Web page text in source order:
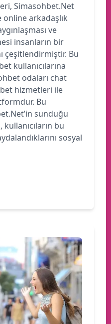
Simasohbet.Net
online arkadaşlık
ve
insanların bir
çeşitlendirmiştir. Bu
kullanıcılarına
odaları chat
hizmetleri ile
Bu
sunduğu
kullanıcıların bu
sosyal